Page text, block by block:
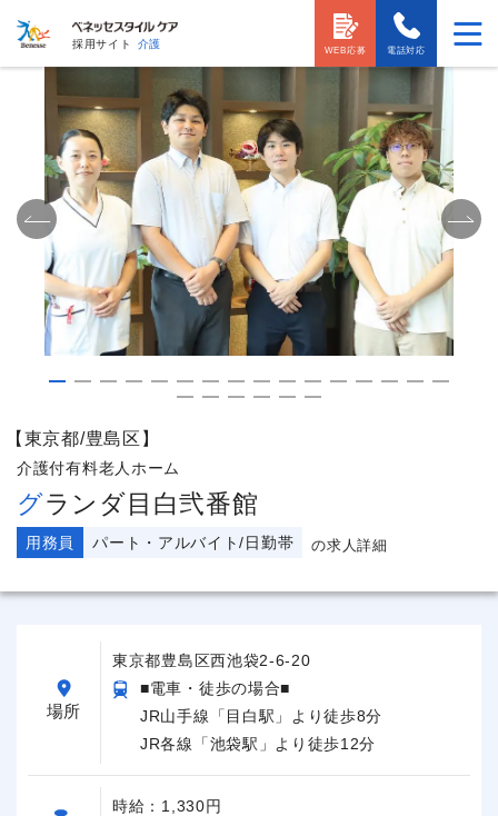
採用サイト 介護
電話対応
WEB応募
【東京都/豊島区】
介護付有料老人ホーム
グランダ目白弐番館
用務員 パート・アルバイト/日勤帯 の求人詳細
場所
東京都豊島区西池袋2-6-20
■電車・徒歩の場合■
JR山手線「目白駅」より徒歩8分
JR各線「池袋駅」より徒歩12分
時給：1,330円